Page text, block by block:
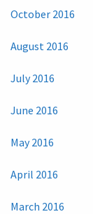
October 2016
August 2016
July 2016
June 2016
May 2016
April 2016
March 2016